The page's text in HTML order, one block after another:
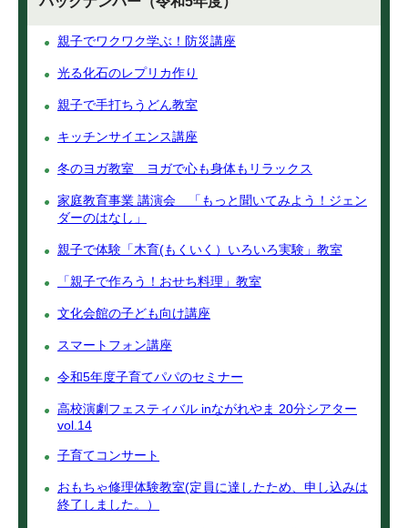
親子でワクワク学ぶ！防災講座
光る化石のレプリカ作り
親子で手打ちうどん教室
キッチンサイエンス講座
冬のヨガ教室 ヨガで心も身体もリラックス
家庭教育事業 講演会 「もっと聞いてみよう！ジェン
ダーのはなし」
親子で体験「木育(もくいく）いろいろ実験」教室
「親子で作ろう！おせち料理」教室
文化会館の子ども向け講座
スマートフォン講座
令和5年度子育てパパのセミナー
高校演劇フェスティバル inながれやま 20分シアター
vol.14
子育てコンサート
おもちゃ修理体験教室(定員に達したため、申し込みは
終了しました。）